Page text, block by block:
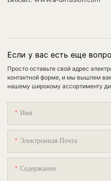
Если у вас есть еще
Просто оставьте свой адрес
контактной форме, и мы вышлем
нашему широкому ассортименту
Имя
Электронная Почта
Содержание